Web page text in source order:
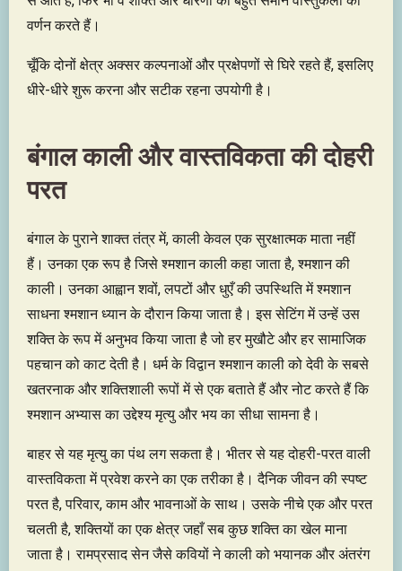
वर्णन करते हैं।
चूँकि दोनों क्षेत्र अक्सर कल्पनाओं और प्रक्षेपणों से घिरे रहते हैं, इसलिए
धीरे-धीरे शुरू करना और सटीक रहना उपयोगी है।
बंगाल काली और वास्तविकता की दोहरी
परत
बंगाल के पुराने शाक्त तंत्र में, काली केवल एक सुरक्षात्मक माता नहीं
हैं। उनका एक रूप है जिसे श्मशान काली कहा जाता है, श्मशान की
काली। उनका आह्वान शवों, लपटों और धुएँ की उपस्थिति में श्मशान
साधना श्मशान ध्यान के दौरान किया जाता है। इस सेटिंग में उन्हें उस
शक्ति के रूप में अनुभव किया जाता है जो हर मुखौटे और हर सामाजिक
पहचान को काट देती है। धर्म के विद्वान श्मशान काली को देवी के सबसे
खतरनाक और शक्तिशाली रूपों में से एक बताते हैं और नोट करते हैं कि
श्मशान अभ्यास का उद्देश्य मृत्यु और भय का सीधा सामना है।
बाहर से यह मृत्यु का पंथ लग सकता है। भीतर से यह दोहरी-परत वाली
वास्तविकता में प्रवेश करने का एक तरीका है। दैनिक जीवन की स्पष्ट
परत है, परिवार, काम और भावनाओं के साथ। उसके नीचे एक और परत
चलती है, शक्तियों का एक क्षेत्र जहाँ सब कुछ शक्ति का खेल माना
जाता है। रामप्रसाद सेन जैसे कवियों ने काली को भयानक और अंतरंग